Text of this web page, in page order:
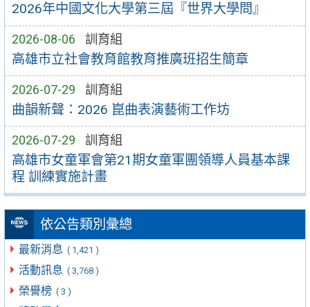
2026年中國文化大學第三屆『世界大學問』
2026-08-06 訓育組
高雄市立社會教育館教育推廣班招生簡章
2026-07-29 訓育組
曲韻新聲：2026 崑曲表演藝術工作坊
2026-07-29 訓育組
高雄市女童軍會第21期女童軍團領導人員基本課
程 訓練實施計畫
依公告類別彙總
最新消息 ( 1,421 )
活動訊息 ( 3,768 )
榮譽榜 ( 3 )